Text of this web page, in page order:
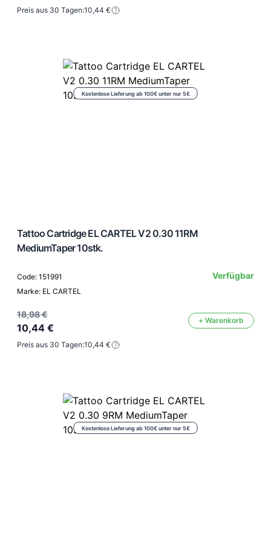
Preis aus 30 Tagen:10,44 €
Kostenlose Lieferung ab 100€ unter nur 5€
Tattoo Cartridge EL CARTEL V2 0.30 11RM
MediumTaper 10stk.
Code: 151991
Marke: EL CARTEL
Verfügbar
18,98 €
10,44 €
+ Warenkorb
Preis aus 30 Tagen:10,44 €
Kostenlose Lieferung ab 100€ unter nur 5€